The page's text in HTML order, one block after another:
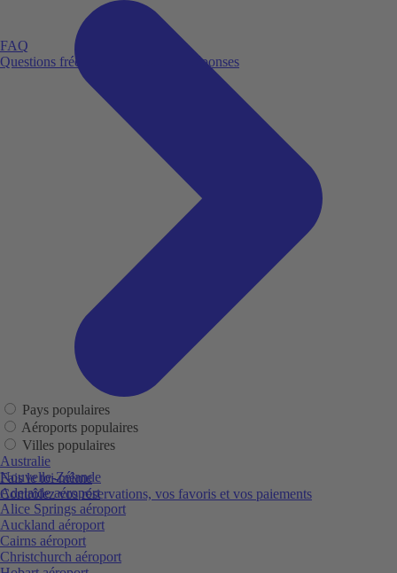
FAQ
Questions fréquemment posées et réponses
Fais le toi-même
Contrôlez vos réservations, vos favoris et vos paiements
Pays populaires
Aéroports populaires
Villes populaires
Australie
Nouvelle-Zélande
Adelaide aéroport
Alice Springs aéroport
Auckland aéroport
Cairns aéroport
Christchurch aéroport